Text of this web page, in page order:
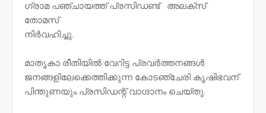
ഗ്രാമ പഞ്ചായത്ത് പ്രസിഡണ്ട് അലക്സ്
തോമസ്
നിർവഹിച്ചു.
മാതൃകാ രീതിയിൽ വേറിട്ട പ്രവർത്തനങ്ങൾ
ജനങ്ങളിലേക്കെത്തിക്കുന്ന കോടഞ്ചേരി കൃഷിഭവന്
പിന്തുണയും പ്രസിഡന്റ് വാഗ്ദാനം ചെയ്തു.